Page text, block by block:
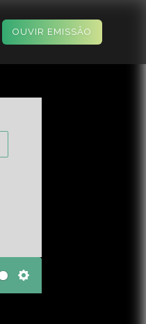
OUVIR EMISSÃO
Settings